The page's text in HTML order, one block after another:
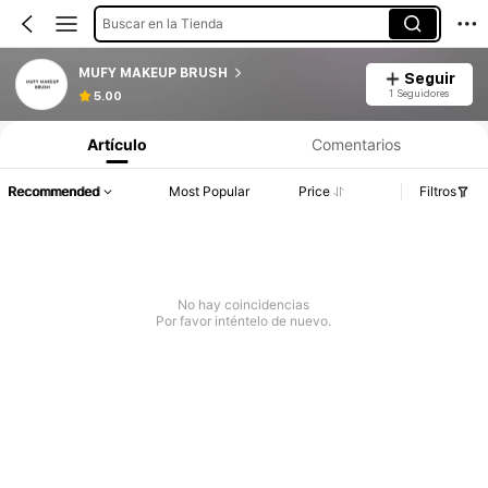
Buscar en la Tienda
MUFY MAKEUP BRUSH
5.00
Seguir
1 Seguidores
Artículo Comentarios
Recommended Most Popular Price Filtros
No hay coincidencias
Por favor inténtelo de nuevo.